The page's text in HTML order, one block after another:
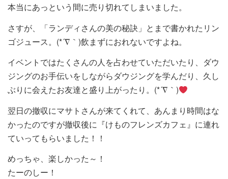
本当にあっという間に売り切れてしまいました。
さすが、「ランディさんの美の秘訣」とまで書かれたリン
ゴジュース。(*´∇｀)飲まずにおれないですよね。
イベントではたくさんの人を占わせていただいたり、ダウ
ジングのお手伝いをしながらダウジングを学んだり、久し
ぶりに会えたお友達と盛り上がったり。(*´∇｀)
翌日の撤収にマサトさんが来てくれて、あんまり時間はな
かったのですが撤収後に『けものフレンズカフェ』に連れ
ていってもらいました！！
めっちゃ、楽しかった～！
たーのしー！